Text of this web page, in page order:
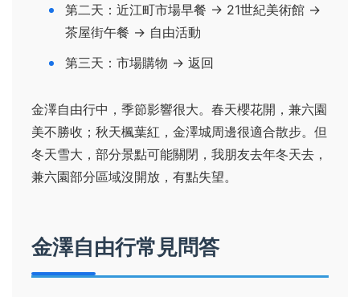
第二天：近江町市場早餐 → 21世紀美術館 →
茶屋街午餐 → 自由活動
第三天：市場購物 → 返回
金澤自由行中，季節影響很大。春天櫻花開，兼六園
美不勝收；秋天楓葉紅，金澤城周邊很適合散步。但
冬天雪大，部分景點可能關閉，我朋友去年冬天去，
兼六園部分區域沒開放，有點失望。
金澤自由行常見問答